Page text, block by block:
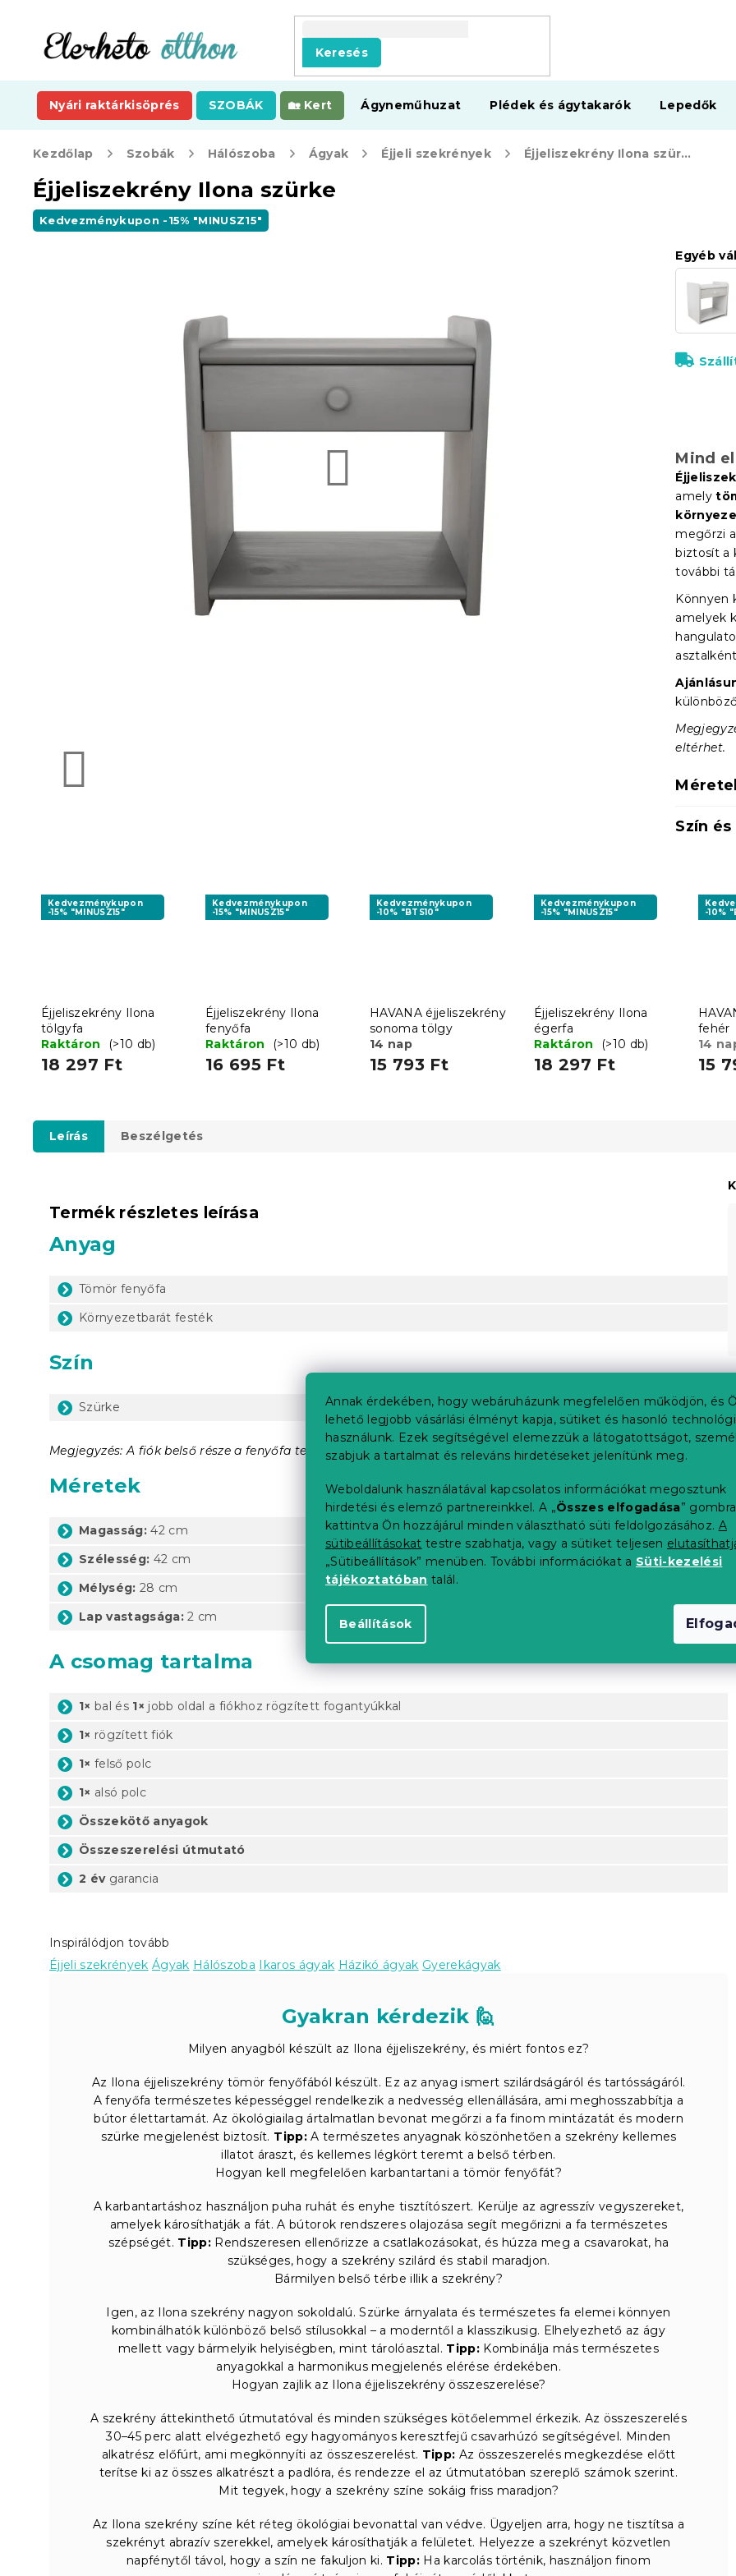
Annak érdekében, hogy webáruházunk megfelelően működjön, és
lehető legjobb vásárlási élményt kapja, sütiket és hasonló
használunk. Ezek segítségével elemezzük a látogatottságot,
szabjuk a tartalmat és releváns hirdetéseket jelenítünk meg.
Weboldalunk használatával kapcsolatos információkat megosztunk
hirdetési és elemző partnereinkkel. A „Összes elfogadása” gombra
kattintva Ön hozzájárul minden választható süti feldolgozásához. A
sütibeállításokat testre szabhatja, vagy a sütiket teljesen
„Sütibeállítások” menüben. További információkat a Süti-kezelési
tájékoztatóban talál.
Beállítások
tartalomhoz
Keresés
Nyári raktárkisöprés SZOBÁK Kert Ágyneműhuzat Plédek és ágytakarók Lepedők
Kezdőlap Szobák Hálószoba Ágyak Éjjeli szekrények Éjjeliszekrény Ilona szürke
Éjjeliszekrény Ilona szürke
Kedvezménykupon -15% "MINUSZ15"
Mind
Egyéb
amely
megőrzi
biztosít a
további
Könnyen
amelyek
eltérhet.
Szín
Kedvezménykupon
-15% "MINUSZ15"
Éjjeliszekrény Ilona
tölgyfa
Raktáron
(>10 db)
18 297 Ft
Kedvezménykupon
-15% "MINUSZ15"
Éjjeliszekrény Ilona
fenyőfa
Raktáron
(>10 db)
16 695 Ft
Kedvezménykupon
-10% "BTS10"
HAVANA éjjeliszekrény
sonoma tölgy
14 nap
15 793 Ft
Kedvezménykupon
-15% "MINUSZ15"
Éjjeliszekrény Ilona
égerfa
Raktáron
(>10 db)
18 297 Ft
-10%
fehér
14
15
Leírás Beszélgetés
Termék részletes leírása
Anyag
Tömör fenyőfa
Környezetbarát festék
Szín
Szürke
Megjegyzés: A fiók belső része a fenyőfa természetes színében van.
Méretek
Magasság: 42 cm
Szélesség: 42 cm
Mélység: 28 cm
Lap vastagsága: 2 cm
A csomag tartalma
1× bal és 1× jobb oldal a fiókhoz rögzített fogantyúkkal
1× rögzített fiók
1× felső polc
1× alsó polc
Összekötő anyagok
Összeszerelési útmutató
2 évgarancia
Inspirálódjon tovább
Éjjeli szekrények Ágyak Hálószoba Ikaros ágyak Házikó ágyak Gyerekágyak
Gyakran kérdezik 🙋
Milyen anyagból készült az Ilona éjjeliszekrény, és miért fontos ez?
Az Ilona éjjeliszekrény tömör fenyőfából készült. Ez az anyag ismert szilárdságáról és tartósságáról.
A fenyőfa természetes képességgel rendelkezik a nedvesség ellenállására, ami meghosszabbítja a
bútor élettartamát. Az ökológiailag ártalmatlan bevonat megőrzi a fa finom mintázatát és modern
szürke megjelenést biztosít. Tipp:A természetes anyagnak köszönhetően a szekrény kellemes
illatot áraszt, és kellemes légkört teremt a belső térben.
Hogyan kell megfelelően karbantartani a tömör fenyőfát?
A karbantartáshoz használjon puha ruhát és enyhe tisztítószert. Kerülje az agresszív vegyszereket,
amelyek károsíthatják a fát. A bútorok rendszeres olajozása segít megőrizni a fa természetes
szépségét. Tipp:Rendszeresen ellenőrizze a csatlakozásokat, és húzza meg a csavarokat, ha
szükséges, hogy a szekrény szilárd és stabil maradjon.
Bármilyen belső térbe illik a szekrény?
Igen, az Ilona szekrény nagyon sokoldalú. Szürke árnyalata és természetes fa elemei könnyen
kombinálhatók különböző belső stílusokkal – a moderntől a klasszikusig. Elhelyezhető az ágy
mellett vagy bármelyik helyiségben, mint tárolóasztal. Tipp: Kombinálja más természetes
anyagokkal a harmonikus megjelenés elérése érdekében.
Hogyan zajlik az Ilona éjjeliszekrény összeszerelése?
A szekrény áttekinthető útmutatóval és minden szükséges kötőelemmel érkezik. Az összeszerelés
30–45 perc alatt elvégezhető egy hagyományos keresztfejű csavarhúzó segítségével. Minden
alkatrész előfúrt, ami megkönnyíti az összeszerelést. Tipp: Az összeszerelés megkezdése előtt
terítse ki az összes alkatrészt a padlóra, és rendezze el az útmutatóban szereplő számok szerint.
Mit tegyek, hogy a szekrény színe sokáig friss maradjon?
Az Ilona szekrény színe két réteg ökológiai bevonattal van védve. Ügyeljen arra, hogy ne tisztítsa a
szekrényt abrazív szerekkel, amelyek károsíthatják a felületet. Helyezze a szekrényt közvetlen
napfénytől távol, hogy a szín ne fakuljon ki. Tipp: Ha karcolás történik, használjon finom